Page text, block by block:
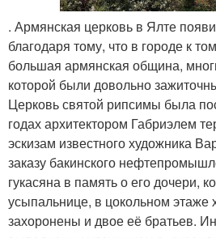
. Армянская церковь в Ялте
благодаря тому, что в городе к
большая армянская община,
которой были довольно
Церковь святой рипсимы была
годах архитектором Габриэлем
эскизам известного художника
заказу бакинского
гукасяна в память о его дочери,
усыпальнице, в цокольном этаже
захоронены и двое её братьев.